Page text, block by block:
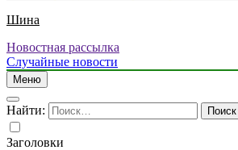
Шина
Новостная рассылка
Случайные новости
Меню
Найти:
Заголовки